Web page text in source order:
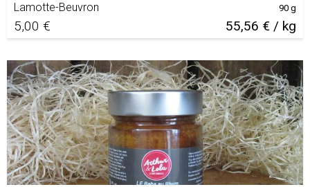
Lamotte-Beuvron
5,00 € 55,56 € / kg
90 g